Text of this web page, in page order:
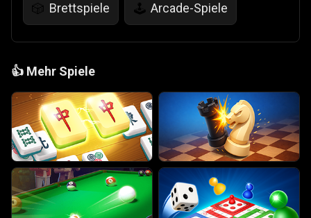
🎲 Brettspiele 🕹️ Arcade-Spiele
👍 Mehr Spiele